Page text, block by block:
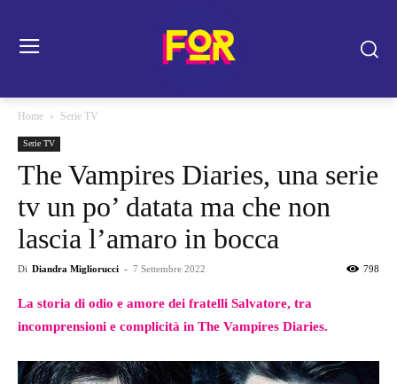
Home Serie TV
Serie TV
The Vampires Diaries, una serie
tv un po’ datata ma che non
lascia l’amaro in bocca
Di Diandra Migliorucci - 7 Settembre 2022 798
La storia di odio e amore dei fratelli Salvatore, tra
incomprensioni e complicità in The Vampires Diaries.